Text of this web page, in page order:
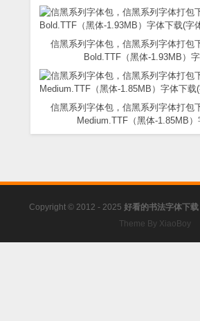
信黑系列字体包，信黑系列字体打包
Bold.TTF（黑体-1.93MB）
信黑系列字体包，信黑系列字体打包
Medium.TTF（黑体-1.85MB）
Copyright © 2012 - 2025 好看的书法字体下载
Theme By XiaoBoy